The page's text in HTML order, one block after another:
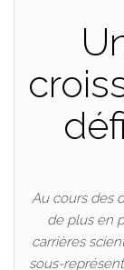
Au cours des
de plus en
carrières
sous-